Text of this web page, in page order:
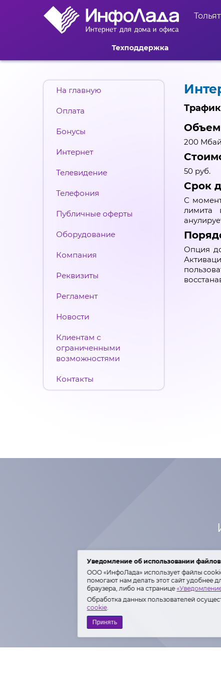
Техподдержка
На главную
Оплата
Бонусы
Интернет
Телевидение
Телефония
Публичные оферты
Оборудование
Компания
Реквизиты
Регламент
Новости
Клиентам с
ограниченными
возможностями
Контакты
Объем
200
50 руб.
Срок
С
лимита
Опция
Уведомление об использовании
ООО «ИнфоЛада» использует файлы
помогают нам делать этот сайт удобнее
браузера, либо на странице
Обработка данных пользователей
cookie.
Принять